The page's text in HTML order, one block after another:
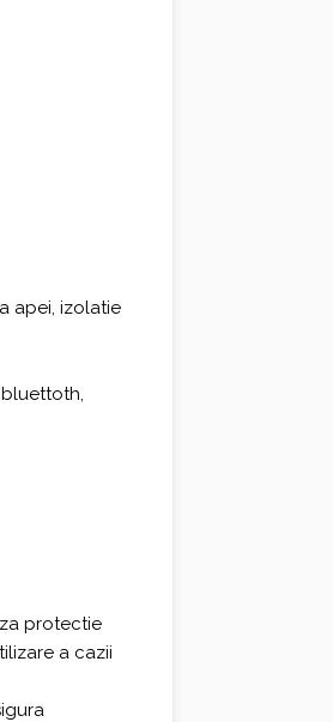
apei, izolatie
protectie
a cazii